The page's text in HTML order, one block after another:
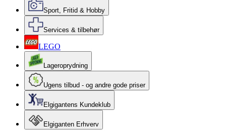
Sport, Fritid & Hobby
Services & tilbehør
LEGO
Lageroprydning
Ugens tilbud - og andre gode priser
Elgigantens Kundeklub
Elgiganten Erhverv